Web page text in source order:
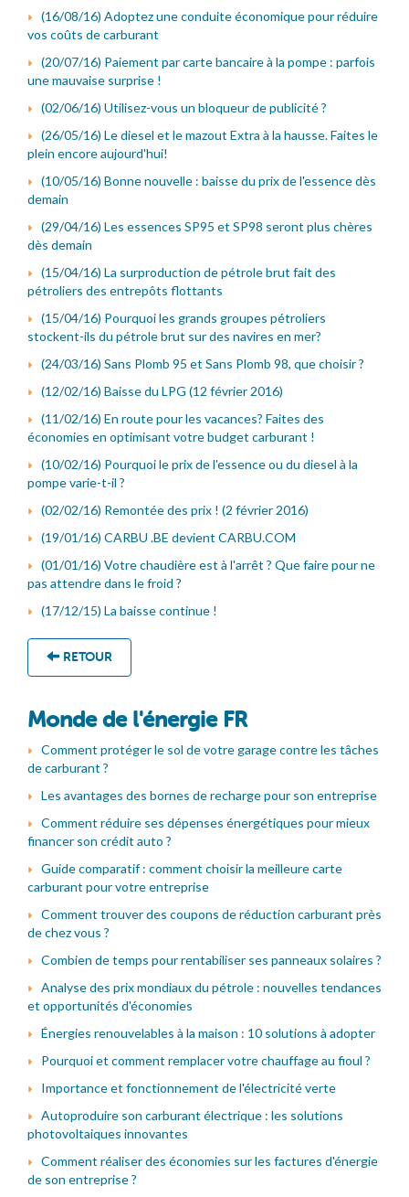
(16/08/16) Adoptez une conduite économique pour réduire
vos coûts de carburant
(20/07/16) Paiement par carte bancaire à la pompe : parfois
une mauvaise surprise !
(02/06/16) Utilisez-vous un bloqueur de publicité ?
(26/05/16) Le diesel et le mazout Extra à la hausse. Faites le
plein encore aujourd'hui!
(10/05/16) Bonne nouvelle : baisse du prix de l'essence dès
demain
(29/04/16) Les essences SP95 et SP98 seront plus chères
dès demain
(15/04/16) La surproduction de pétrole brut fait des
pétroliers des entrepôts flottants
(15/04/16) Pourquoi les grands groupes pétroliers
stockent-ils du pétrole brut sur des navires en mer?
(24/03/16) Sans Plomb 95 et Sans Plomb 98, que choisir ?
(12/02/16) Baisse du LPG (12 février 2016)
(11/02/16) En route pour les vacances? Faites des
économies en optimisant votre budget carburant !
(10/02/16) Pourquoi le prix de l'essence ou du diesel à la
pompe varie-t-il ?
(02/02/16) Remontée des prix ! (2 février 2016)
(19/01/16) CARBU .BE devient CARBU.COM
(01/01/16) Votre chaudière est à l'arrêt ? Que faire pour ne
pas attendre dans le froid ?
(17/12/15) La baisse continue !
RETOUR
Monde de l'énergie FR
Comment protéger le sol de votre garage contre les tâches
de carburant ?
Les avantages des bornes de recharge pour son entreprise
Comment réduire ses dépenses énergétiques pour mieux
financer son crédit auto ?
Guide comparatif : comment choisir la meilleure carte
carburant pour votre entreprise
Comment trouver des coupons de réduction carburant près
de chez vous ?
Combien de temps pour rentabiliser ses panneaux solaires ?
Analyse des prix mondiaux du pétrole : nouvelles tendances
et opportunités d'économies
Énergies renouvelables à la maison : 10 solutions à adopter
Pourquoi et comment remplacer votre chauffage au fioul ?
Importance et fonctionnement de l'électricité verte
Autoproduire son carburant électrique : les solutions
photovoltaiques innovantes
Comment réaliser des économies sur les factures d'énergie
de son entreprise ?